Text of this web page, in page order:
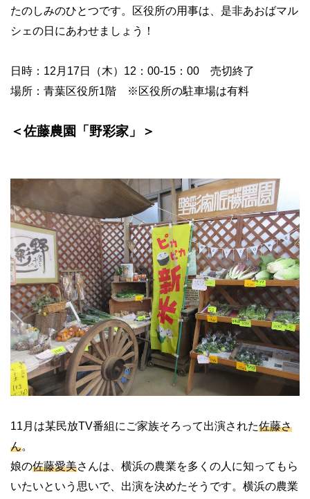
たのしみのひとつです。区役所の用事は、是非あおばマル
シェの日にあわせましょう！
日時： 12 月 17日（木） 12 ： 00-15 ： 00 売切終了
場所：青葉区役所1階 ※区役所の駐車場は有料
＜佐藤農園「野彩家」＞
11 月は某民放TV番組にご家族そろって出演された佐藤さ
ん。
娘の佐藤愛美さんは、横浜の農業を多くの人に知ってもら
いたいという思いで、出演を決めたそうです。横浜の農業